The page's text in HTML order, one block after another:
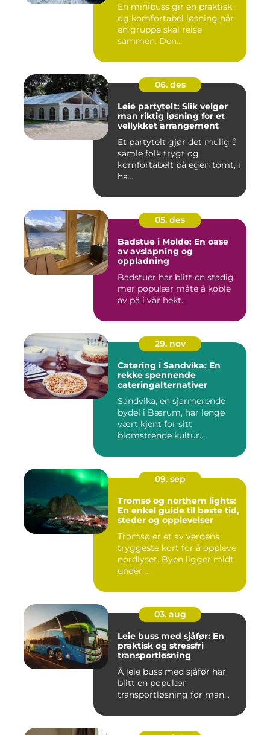
En minibuss gir en praktisk
og komfortabel løsning når
en gruppe skal reise
sammen. Den...
06. des
Leie partytelt: Slik velger
man riktig løsning for et
vellykket arrangement
Et partytelt gjør det mulig å
samle folk trygt og
komfortabelt på egen tomt, i
ha...
05. des
Badstue i Molde: En oase
av avslapning og
oppladning
Badstuer har blitt en stadig
mer populær måte å koble
av på i vår hekt...
29. nov
Catering i Sandvika: En
rekke spennende
cateringalternativer
Sandvika, en sjarmerende
bydel i Bærum, har lenge
vært kjent for sitt
blomstrende kultur...
09. sep
Tromsø og northern lights:
En enkel guide til beste tid,
steder og opplevelser
Tromsø er et av verdens
tryggeste kort for å oppleve
nordlyset. Byen ligger midt
under ...
03. aug
Leie buss med sjåfør: En
praktisk og stressfri
transportløsning
Å leie buss med sjåfør har
blitt en populær
transportløsning for man...